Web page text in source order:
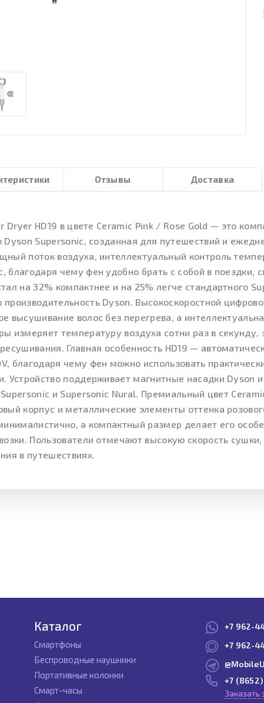
Отзывы Доставка
Dryer HD19 в цвете Ceramic Pink / Rose Gold — это
Dyson Supersonic, созданная для путешествий и
поток воздуха, интеллектуальный контроль
благодаря чему фен удобно брать с собой в поездки,
на 32% компактнее и на 25% легче стандартного
Dyson. Высокоскоростной
высушивание волос без перегрева, а
измеряет температуру воздуха сотни раз в
Главная особенность HD19 —
благодаря чему фен можно использовать
Устройство поддерживает магнитные насадки Dyson
и Supersonic Nural. Премиальный цвет
корпус и металлические элементы оттенка
а компактный размер делает его
Пользователи отмечают высокую скорость
в путешествиях.
Каталог
Смартфоны
Беспроводные наушники
Портативные колонки
Смарт-часы
+7 962-
+7 962-
+7
Заказать